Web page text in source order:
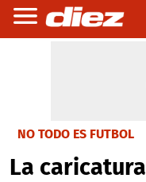
NO TODO ES FUTBOL
La